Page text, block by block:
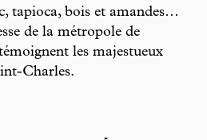
tapioca, bois et amandes…
de la métropole de
les majestueux
Charles.